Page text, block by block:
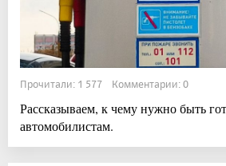
Прочитали: 1 577 Комментарии: 0
Рассказываем, к чему нужно быть
автомобилистам.